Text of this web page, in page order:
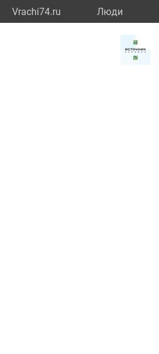
Vrachi74.ru Люди